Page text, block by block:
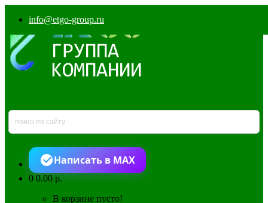
info@etgo-group.ru
Написать в MAX
00.00 р.
В корзине пусто!